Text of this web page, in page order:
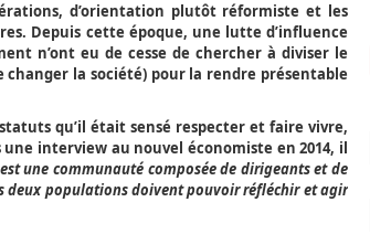
d’orientation plutôt réformiste et les
Depuis cette époque, une lutte d’influence
n’ont eu de cesse de chercher à diviser le
changer la société) pour la rendre présentable
qu’il était sensé respecter et faire vivre,
interview au nouvel économiste en 2014, il
une communauté composée de dirigeants et de
deux populations doivent pouvoir réfléchir et agir